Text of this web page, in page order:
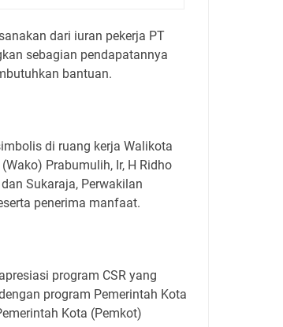
dari iuran pekerja PT
sebagian pendapatannya
bantuan.
di ruang kerja Walikota
Prabumulih, Ir, H Ridho
Sukaraja, Perwakilan
penerima manfaat.
program CSR yang
program Pemerintah Kota
Kota (Pemkot)